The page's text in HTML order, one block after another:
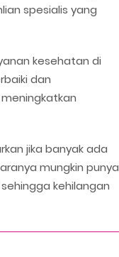
spesialis yang
kesehatan di
dan
jika banyak ada
mungkin punya
kehilangan